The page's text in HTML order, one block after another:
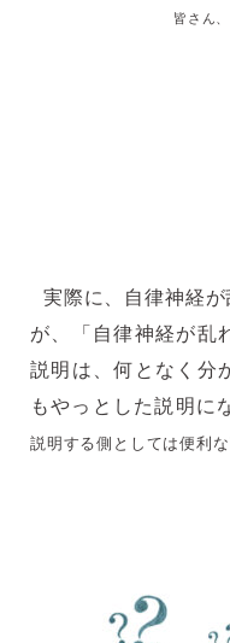
皆さん
実際に、自律神経
が、「自律神経が乱
説明は、何となく分
もやっとした説明に
説明する側としては便利